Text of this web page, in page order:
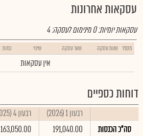
עסקאות אחרונות
עסקאות יומיות:0מינימום לעסקה:4
מספר שעת עסקה שער עסקה שינוי כמות
אין עסקאות
דוחות כספיים
רבעון 1 (2026) רבעון 4 (2025)
סה"כ הכנסות
191,040.00
163,050.00